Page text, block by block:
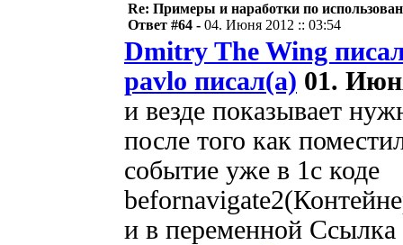
Re: Примеры и наработки по
Ответ #64 - 04. Июня 2012 :: 03:54
Dmitry The Wing
pavlo писал(а) 01.
и везде показывает
после того как
событие уже в 1с коде
и в переменной Ссылка